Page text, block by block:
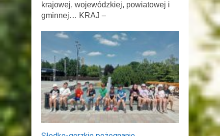
krajowej, wojewódzkiej, powiatowej i
gminnej… KRAJ –